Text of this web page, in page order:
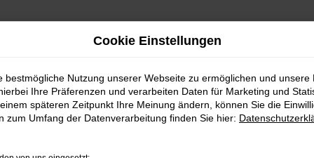
Cookie Einstellungen
bestmögliche Nutzung unserer Webseite zu ermöglichen und unsere
Ihre Präferenzen und verarbeiten Daten für Marketing und
späteren Zeitpunkt Ihre Meinung ändern, können Sie die
zum Umfang der Datenverarbeitung finden Sie hier: